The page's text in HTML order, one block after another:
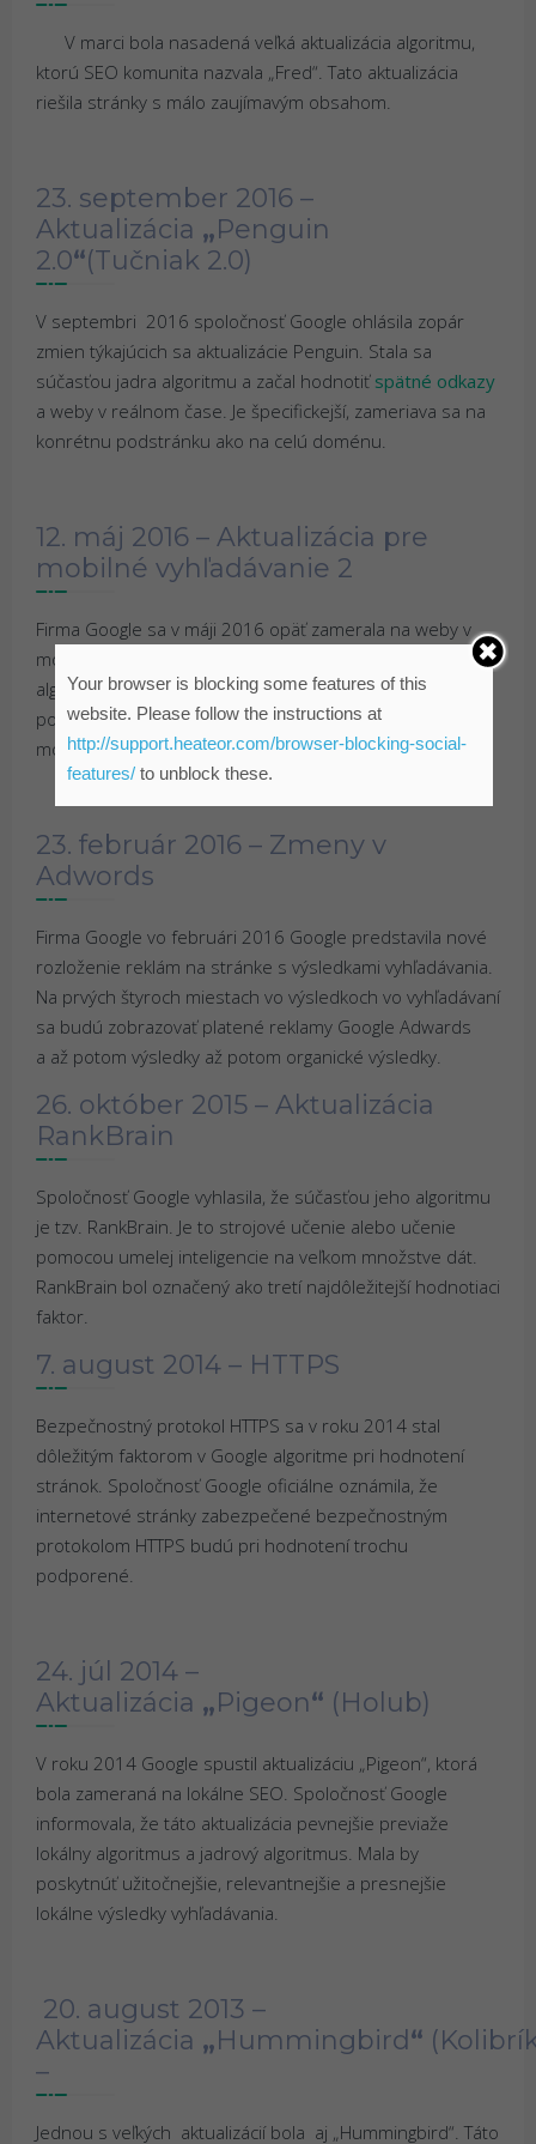
V marci bola nasadená veľká aktualizácia algoritmu,
ktorú SEO komunita nazvala „Fred“. Tato aktualizácia
riešila stránky s málo zaujímavým obsahom.
23. september 2016 –
Aktualizácia „Penguin
2.0“(Tučniak 2.0)
V septembri 2016 spoločnosť Google ohlásila zopár
zmien týkajúcich sa aktualizácie Penguin. Stala sa
súčasťou jadra algoritmu a začal hodnotiť spätné odkazy
a weby v reálnom čase. Je špecifickejší, zameriava sa na
konrétnu podstránku ako na celú doménu.
12. máj 2016 – Aktualizácia pre
mobilné vyhľadávanie 2
Firma Google sa v máji 2016 opäť zamerala na weby v
mobilnom vyhľadávaní. Táto aktualizácia vyhľadávacieho
algoritmu dostali weby, ktoré sú „mobile friendly“,
podporu, ktorá mala potenciál im zlepšiť pozície v
mobilnom vyhľadávaní.
23. február 2016 – Zmeny v
Adwords
Firma Google vo februári 2016 Google predstavila nové
rozloženie reklám na stránke s výsledkami vyhľadávania.
Na prvých štyroch miestach vo výsledkoch vo vyhľadávaní
sa budú zobrazovať platené reklamy Google Adwards
a až potom výsledky až potom organické výsledky.
26. október 2015 – Aktualizácia
RankBrain
Spoločnosť Google vyhlasila, že súčasťou jeho algoritmu
je tzv. RankBrain. Je to strojové učenie alebo učenie
pomocou umelej inteligencie na veľkom množstve dát.
RankBrain bol označený ako tretí najdôležitejší hodnotiaci
faktor.
7. august 2014 – HTTPS
Bezpečnostný protokol HTTPS sa v roku 2014 stal
dôležitým faktorom v Google algoritme pri hodnotení
stránok. Spoločnosť Google oficiálne oznámila, že
internetové stránky zabezpečené bezpečnostným
protokolom HTTPS budú pri hodnotení trochu
podporené.
24. júl 2014 –
Aktualizácia „Pigeon“ (Holub)
V roku 2014 Google spustil aktualizáciu „Pigeon“, ktorá
bola zameraná na lokálne SEO. Spoločnosť Google
informovala, že táto aktualizácia pevnejšie previaže
lokálny algoritmus a jadrový algoritmus. Mala by
poskytnúť užitočnejšie, relevantnejšie a presnejšie
lokálne výsledky vyhľadávania.
20. august 2013 –
Aktualizácia „Hummingbird“
–
Jednou s veľkých aktualizácií bola aj „Hummingbird“. Táto
Your browser is blocking some features of this
website. Please follow the instructions at
http://support.heateor.com/browser-blocking-social-
features/to unblock these.